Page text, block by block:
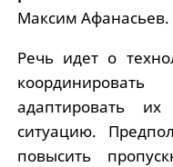
Максим Афанасьев.
Речь идет о
адаптировать
ситуацию.
повысить